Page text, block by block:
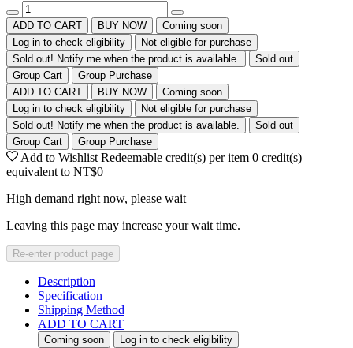
ADD TO CART BUY NOW
Coming soon
Log in to check eligibility
Not eligible for purchase
Sold out! Notify me when the product is available.
Sold out
Group Cart
Group Purchase
ADD TO CART
BUY NOW
Coming soon
Log in to check eligibility
Not eligible for purchase
Sold out! Notify me when the product is available.
Sold out
Group Cart
Group Purchase
Add to Wishlist Redeemable credit(s) per item 0 credit(s)
equivalent to NT$0
High demand right now, please wait
Leaving this page may increase your wait time.
Re-enter product page
Description
Specification
Shipping Method
ADD TO CART
Coming soon Log in to check eligibility